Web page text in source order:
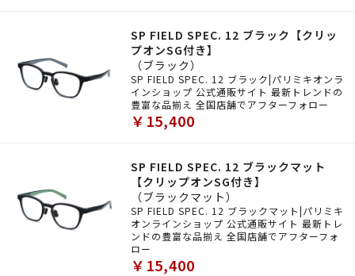
SP FIELD SPEC. 12 ブラック【クリッ
プオンSG付き】
（ブラック）
SP FIELD SPEC. 12 ブラック|パリミキオンラ
インショップ 公式通販サイト 最新トレンドの
豊富な品揃え 全国店舗でアフターフォロー
￥15,400
SP FIELD SPEC. 12 ブラックマット
【クリップオンSG付き】
（ブラックマット）
SP FIELD SPEC. 12 ブラックマット|パリミキ
オンラインショップ 公式通販サイト 最新トレ
ンドの豊富な品揃え 全国店舗でアフターフォ
ロー
￥15,400